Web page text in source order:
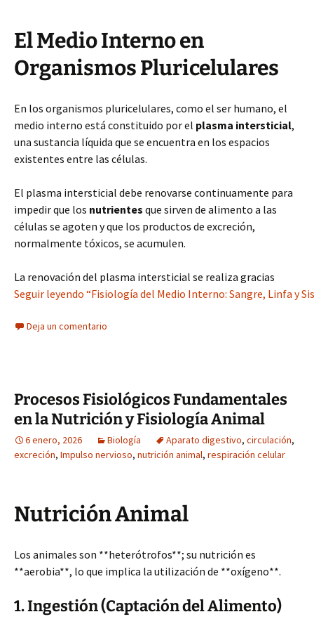
El Medio Interno en
Organismos Pluricelulares
En los organismos pluricelulares, como el ser humano, el
medio interno está constituido por el plasma intersticial,
una sustancia líquida que se encuentra en los espacios
existentes entre las células.
El plasma intersticial debe renovarse continuamente para
impedir que los nutrientes que sirven de alimento a las
células se agoten y que los productos de excreción,
normalmente tóxicos, se acumulen.
La renovación del plasma intersticial se realiza gracias
Seguir leyendo “Fisiología del Medio Interno: Sangre, Linfa y
Deja un comentario
Procesos Fisiológicos Fundamentales
en la Nutrición y Fisiología Animal
6 enero, 2026 Biología Aparato digestivo, circulación,
excreción, Impulso nervioso, nutrición animal, respiración celular
Nutrición Animal
Los animales son **heterótrofos**; su nutrición es
**aerobia**, lo que implica la utilización de **oxígeno**.
1. Ingestión (Captación del Alimento)